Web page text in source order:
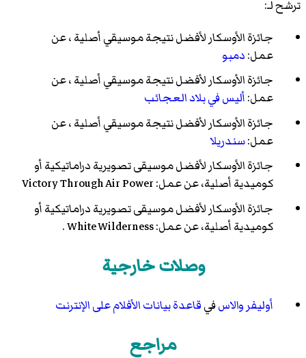
ترشح لـ:
جائزة الأوسكار لأفضل نتيجة موسيقي أصلية، عن
عمل:دمبو
جائزة الأوسكار لأفضل نتيجة موسيقي أصلية، عن
عمل:أليس في بلاد العجائب
جائزة الأوسكار لأفضل نتيجة موسيقي أصلية، عن
عمل:سندريلا
جائزة الأوسكار لأفضل موسيقى تصويرية دراماتيكية أو
كوميدية أصلية، عن عمل: Victory Through Air Power
جائزة الأوسكار لأفضل موسيقى تصويرية دراماتيكية أو
كوميدية أصلية، عن عمل: White Wilderness .
وصلات خارجية
أوليفر والاسفيقاعدة بيانات الأفلام على الإنترنت
مراجع